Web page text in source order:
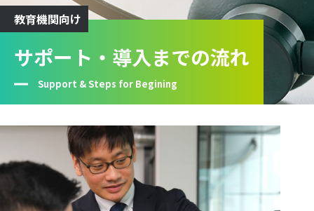
教育機関向け
サポート・導入までの流れ
Support & Steps for Begining